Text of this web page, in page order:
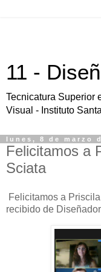
11 -
Tecnicatura Superior
Visual - Instituto
lunes, 8 de marzo
Felicitamos a
Sciata
Felicitamos a
recibido de